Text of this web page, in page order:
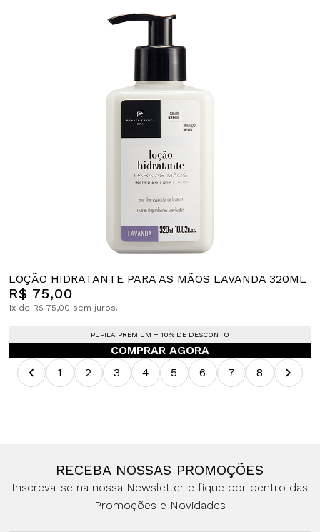
LOÇÃO HIDRATANTE PARA AS MÃOS LAVANDA 320ML
R$ 75,00
1x de R$ 75,00 sem juros.
PUPILA PREMIUM + 10% DE DESCONTO
COMPRAR AGORA
1
2 3 4 5 6 7 8
RECEBA NOSSAS PROMOÇÕES
Inscreva-se na nossa Newsletter e fique por dentro das
Promoções e Novidades